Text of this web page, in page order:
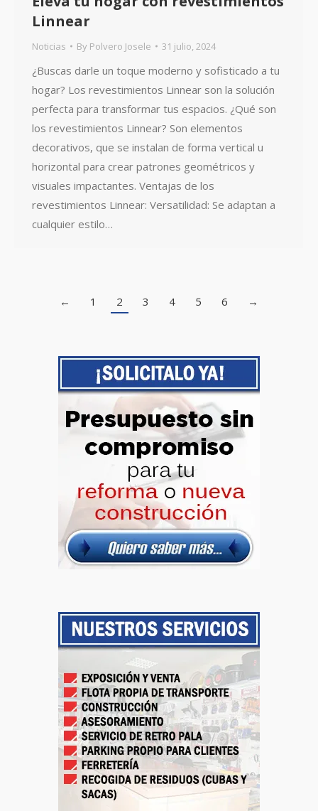
Linnear
Noticias By Polvero Josele 31 julio, 2024
¿Buscas darle un toque moderno y sofisticado a tu
hogar? Los revestimientos Linnear son la solución
perfecta para transformar tus espacios. ¿Qué son
los revestimientos Linnear? Son elementos
decorativos, que se instalan de forma vertical u
horizontal para crear patrones geométricos y
visuales impactantes. Ventajas de los
revestimientos Linnear: Versatilidad: Se adaptan a
cualquier estilo…
← 1 2 3 4 5 6 →